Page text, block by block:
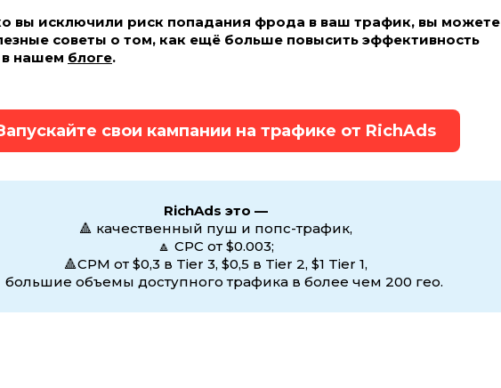
вы исключили риск попадания фрода в ваш трафик, вы можете
советы о том, как ещё больше повысить эффективность
нашем блоге.
свои кампании на трафике от RichAds
RichAds это —
🔺 качественный пуш и попс-трафик,
🔼 CPC от $0.003;
🔺CPM от $0,3 в Tier 3, $0,5 в Tier 2, $1 Tier 1,
большие объемы доступного трафика в более чем 200 гео.